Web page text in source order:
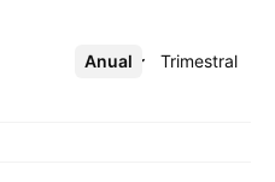
Anual Trimestral
Más